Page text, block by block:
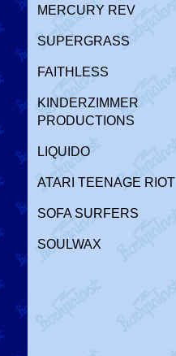
MERCURY REV
SUPERGRASS
FAITHLESS
KINDERZIMMER
PRODUCTIONS
LIQUIDO
ATARI TEENAGE RIOT
SOFA SURFERS
SOULWAX